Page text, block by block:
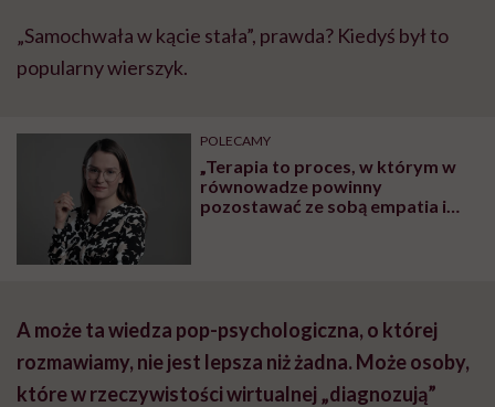
„Samochwała w kącie stała”, prawda? Kiedyś był to
popularny wierszyk.
POLECAMY
„Terapia to proces, w którym w
równowadze powinny
pozostawać ze sobą empatia i
A może ta wiedza pop-psychologiczna, o której
rozmawiamy, nie jest lepsza niż żadna. Może osoby,
które w rzeczywistości wirtualnej „diagnozują”